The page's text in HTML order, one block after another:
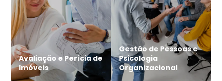
Avaliação e Perícia de
Imóveis
Gestão de Pessoas e
Psicologia
Organizacional